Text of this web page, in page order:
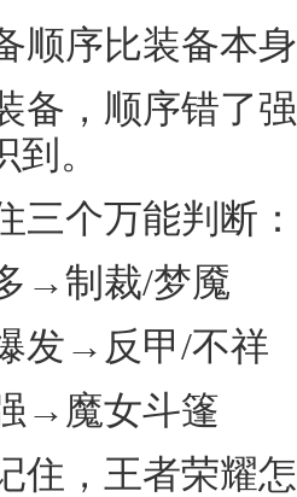
顺序比装备本
备，顺序错了
。
三个万能判断：
→制裁/梦魇
发→反甲/不祥
→魔女斗篷
住，王者荣耀